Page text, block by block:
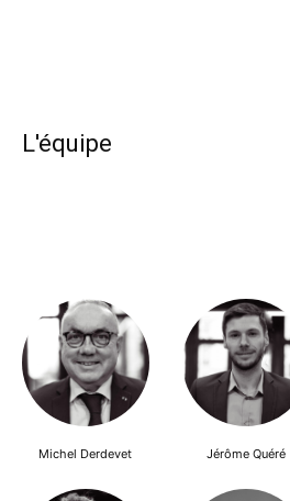
L'équipe
Michel Derdevet Jérôme Quéré